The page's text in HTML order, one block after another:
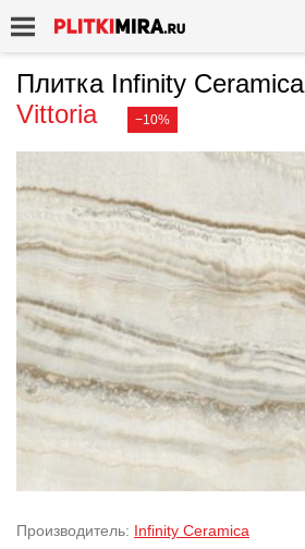
Плитка Infinity Ceramica
Vittoria
−10%
Производитель: Infinity Ceramica